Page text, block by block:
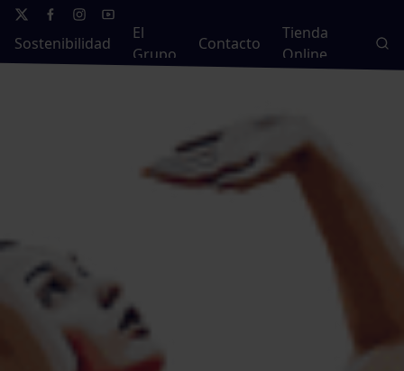
Sostenibilidad
El
Grupo
Contacto
Tienda
Online